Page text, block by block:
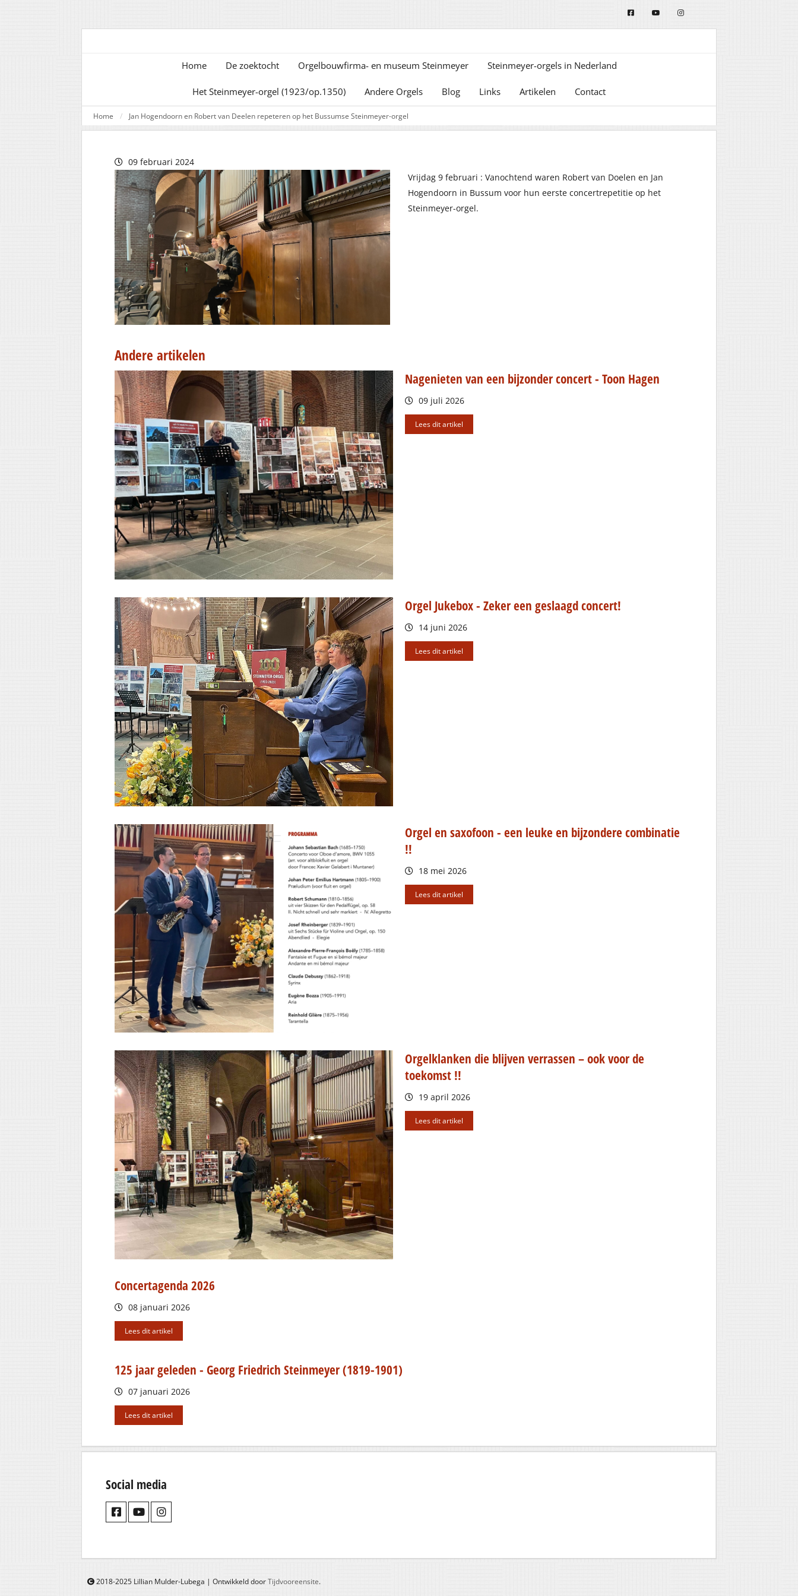
Home De zoektocht Orgelbouwfirma- en museum Steinmeyer Steinmeyer-orgels in Nederland
Het Steinmeyer-orgel (1923/op.1350) Andere Orgels Blog Links Artikelen Contact
Home Jan Hogendoorn en Robert van Deelen repeteren op het Bussumse Steinmeyer-orgel
09 februari 2024
Vrijdag 9 februari : Vanochtend waren Robert van Doelen en Jan
Hogendoorn in Bussum voor hun eerste concertrepetitie op het
Steinmeyer-orgel.
Andere artikelen
Nagenieten van een bijzonder concert - Toon Hagen
09 juli 2026
Lees dit artikel
Orgel Jukebox - Zeker een geslaagd concert!
14 juni 2026
Lees dit artikel
Orgel en saxofoon - een leuke en bijzondere combinatie
!!
18 mei 2026
Lees dit artikel
Orgelklanken die blijven verrassen – ook voor de
toekomst !!
19 april 2026
Lees dit artikel
Concertagenda 2026
08 januari 2026
Lees dit artikel
125 jaar geleden - Georg Friedrich Steinmeyer (1819-1901)
07 januari 2026
Lees dit artikel
Social media
2018-2025 Lillian Mulder-Lubega | Ontwikkeld doorTijdvooreensite.